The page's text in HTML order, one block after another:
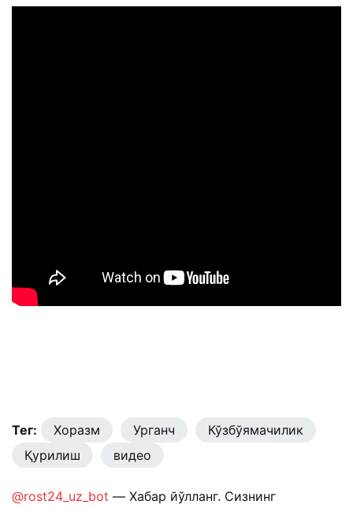
Тег: Хоразм Урганч
Кўзбўямачилик
Қурилиш
видео
@rost24_uz_bot — Хабар йўлланг. Сизнинг